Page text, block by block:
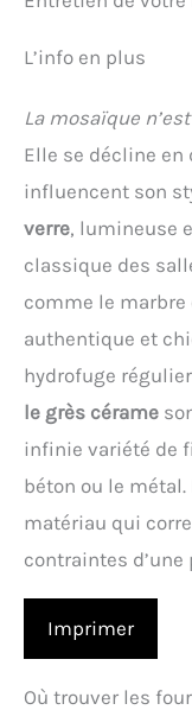
L’info en plus
La mosaïque
Elle se décline
influencent son
verre, lumineuse
classique des
comme le
authentique et
hydrofuge
le grès cérame
infinie variété de
béton ou le
matériau qui
contraintes
Imprimer
Où trouver les